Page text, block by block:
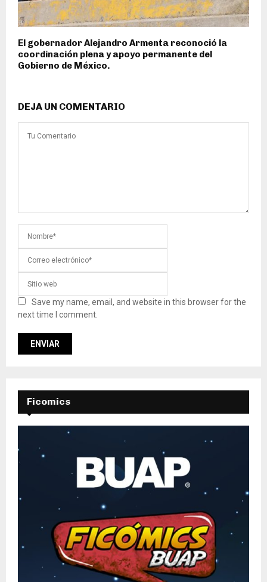
El gobernador Alejandro Armenta reconoció la
coordinación plena y apoyo permanente del
Gobierno de México.
DEJA UN COMENTARIO
Save my name, email, and website in this browser for the
next time I comment.
Ficomics